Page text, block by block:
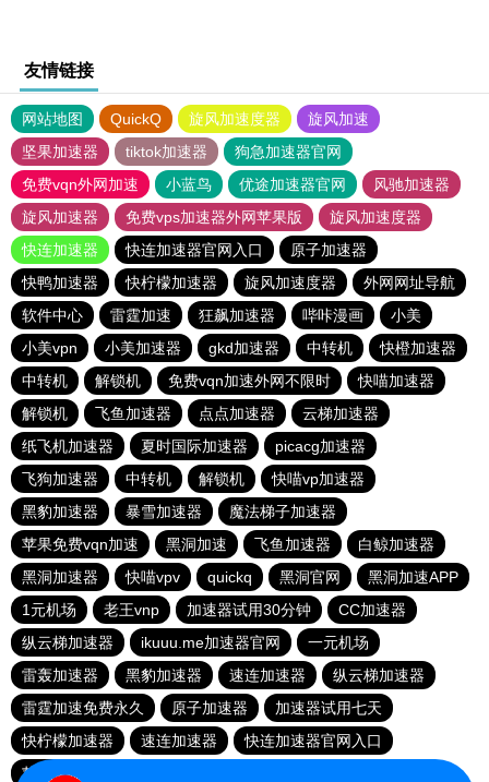
友情链接
网站地图 QuickQ 旋风加速度器
旋风加速
坚果加速器
tiktok加速器
狗急加速器官网
免费vqn外网加速
小蓝鸟 优途加速器官网
风驰加速器
旋风加速器
免费vps加速器外网苹果版
旋风加速度器
快连加速器
快连加速器官网入口
原子加速器
快鸭加速器
快柠檬加速器 旋风加速度器
外网网址导航
软件中心
雷霆加速 狂飙加速器 哔咔漫画
小美
小美vpn
小美加速器 gkd加速器 中转机
快橙加速器
中转机
解锁机 免费vqn加速外网不限时
快喵加速器
解锁机
飞鱼加速器 点点加速器
云梯加速器
纸飞机加速器
夏时国际加速器
picacg加速器
飞狗加速器
中转机 解锁机
快喵vp加速器
黑豹加速器
暴雪加速器
魔法梯子加速器
苹果免费vqn加速
黑洞加速 飞鱼加速器
白鲸加速器
黑洞加速器
快喵vpv quickq 黑洞官网
黑洞加速APP
1元机场
老王vnp 加速器试用30分钟
CC加速器
纵云梯加速器
ikuuu.me加速器官网
一元机场
雷轰加速器
黑豹加速器 速连加速器
纵云梯加速器
雷霆加速免费永久
原子加速器
加速器试用七天
快柠檬加速器
速连加速器
快连加速器官网入口
苹果加速器